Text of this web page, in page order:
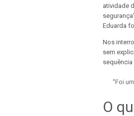
atividade
Eduarda
Nos
sem
“Foi
O